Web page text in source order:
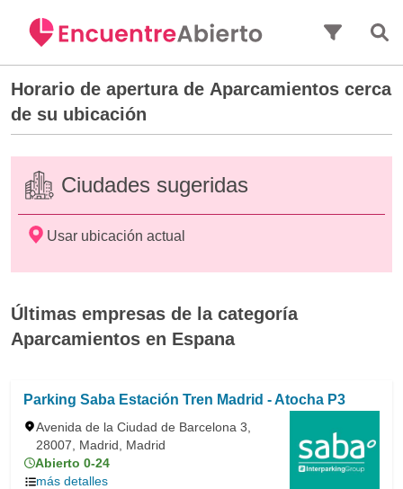
Horario de apertura de Aparcamientos cerca
de su ubicación
Ciudades sugeridas
Usar ubicación actual
Últimas empresas de la categoría
Aparcamientos en Espana
Parking Saba Estación Tren Madrid - Atocha P3
Avenida de la Ciudad de Barcelona 3,
28007, Madrid, Madrid
Abierto 0-24
más detalles